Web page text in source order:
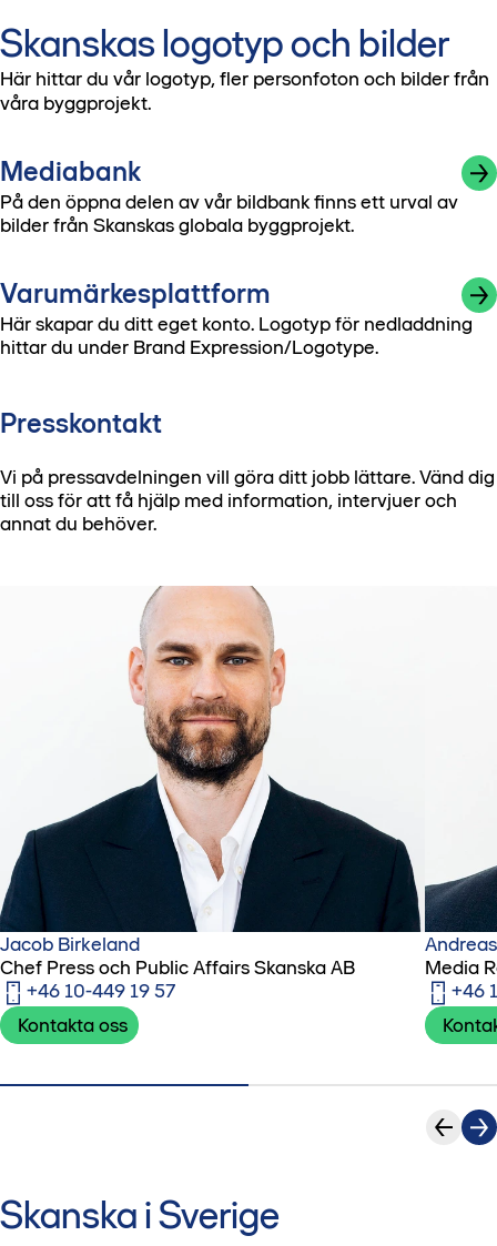
Skanskas logotyp och bilder
Här hittar du vår logotyp, fler personfoton och bilder från
våra byggprojekt.
Mediabank
På den öppna delen av vår bildbank finns ett urval av
bilder från Skanskas globala byggprojekt.
Varumärkesplattform
Här skapar du ditt eget konto. Logotyp för nedladdning
hittar du under Brand Expression/Logotype.
Presskontakt
Vi på pressavdelningen vill göra ditt jobb lättare. Vänd dig
till oss för att få hjälp med information, intervjuer och
annat du behöver.
Jacob Birkeland
Chef Press och Public Affairs Skanska AB
+46 10-449 19 57
Kontakta oss
Media
+46
Skanska i Sverige